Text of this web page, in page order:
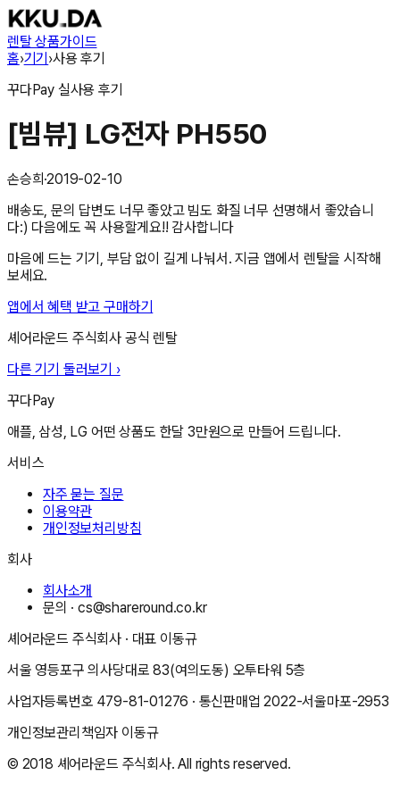
렌탈 상품가이드
홈›기기›사용 후기
꾸다Pay 실사용 후기
[빔뷰] LG전자 PH550
손승희·2019-02-10
배송도, 문의 답변도 너무 좋았고 빔도 화질 너무 선명해서 좋았습니
다:) 다음에도 꼭 사용할게요!! 감사합니다
마음에 드는 기기, 부담 없이 길게 나눠서. 지금 앱에서 렌탈을 시작해
보세요.
앱에서 혜택 받고 구매하기
셰어라운드 주식회사 공식 렌탈
다른 기기 둘러보기 ›
꾸다Pay
애플, 삼성, LG 어떤 상품도 한달 3만원으로 만들어 드립니다.
서비스
자주 묻는 질문
이용약관
개인정보처리방침
회사
회사소개
문의 ·cs@shareround.co.kr
셰어라운드 주식회사 · 대표 이동규
서울 영등포구 의사당대로 83(여의도동) 오투타워 5층
사업자등록번호 479-81-01276 · 통신판매업2022-서울마포-2953
개인정보관리책임자 이동규
© 2018 셰어라운드 주식회사. All rights reserved.